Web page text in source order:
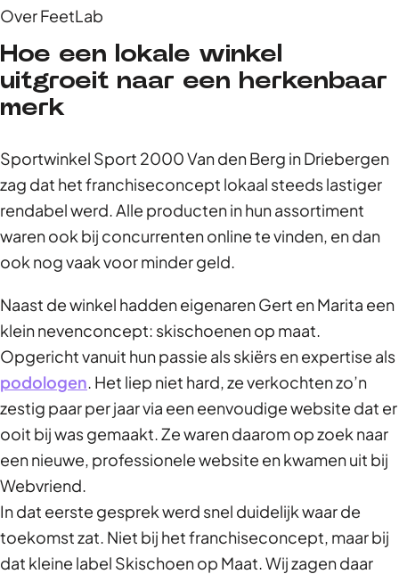
Over FeetLab
Hoe een lokale winkel
uitgroeit naar een herkenbaar
merk
Sportwinkel Sport 2000 Van den Berg in Driebergen
zag dat het franchiseconcept lokaal steeds lastiger
rendabel werd. Alle producten in hun assortiment
waren ook bij concurrenten online te vinden, en dan
ook nog vaak voor minder geld.
Naast de winkel hadden eigenaren Gert en Marita een
klein nevenconcept: skischoenen op maat.
Opgericht vanuit hun passie als skiërs en expertise als
podologen. Het liep niet hard, ze verkochten zo’n
zestig paar per jaar via een eenvoudige website dat er
ooit bij was gemaakt. Ze waren daarom op zoek naar
een nieuwe, professionele website en kwamen uit bij
Webvriend.
In dat eerste gesprek werd snel duidelijk waar de
toekomst zat. Niet bij het franchiseconcept, maar bij
dat kleine label Skischoen op Maat. Wij zagen daar